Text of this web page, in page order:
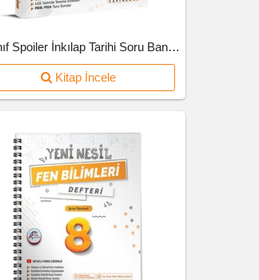
8.Sınıf Spoiler İnkılap Tarihi Soru Bankası
Kitap İncele